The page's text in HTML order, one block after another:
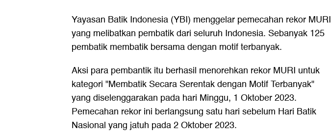
Yayasan Batik Indonesia (YBI) menggelar pemecahan rekor MURI
yang melibatkan pembatik dari seluruh Indonesia. Sebanyak 125
pembatik membatik bersama dengan motif terbanyak.
Aksi para pembantik itu berhasil menorehkan rekor MURI untuk
kategori "Membatik Secara Serentak dengan Motif Terbanyak"
yang diselenggarakan pada hari Minggu, 1 Oktober 2023.
Pemecahan rekor ini berlangsung satu hari sebelum Hari Batik
Nasional yang jatuh pada 2 Oktober 2023.